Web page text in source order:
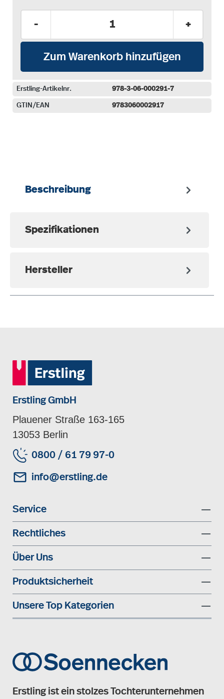
- +
Zum Warenkorb hinzufügen
Erstling-Artikelnr. 978-3-06-000291-7
GTIN/EAN 9783060002917
Beschreibung
Spezifikationen
Hersteller
Erstling GmbH
Plauener Straße 163-165
13053 Berlin
0800 / 61 79 97-0
info@erstling.de
Service
Rechtliches
Über Uns
Produktsicherheit
Unsere Top Kategorien
Erstling ist ein stolzes Tochterunternehmen